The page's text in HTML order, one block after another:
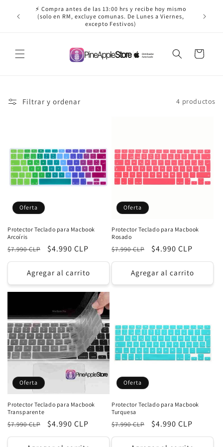
directamente
al contenido
⚡ Compra antes de las 13:00 hrs y recibe hoy mismo
(solo en RM, excluye comunas. De Lunes a Viernes,
excepto Festivos)
✈️
Carrito
Filtrar y ordenar 4 productos
Oferta
Protector Teclado para Macbook
Arcoíris
Precio
habitual
$7.990 CLP
Precio
de
oferta
$4.990 CLP
Agregar al carrito
Oferta
Protector Teclado para Macbook
Rosado
Precio
habitual
$7.990 CLP
Precio
de
oferta
$4.990 CLP
Agregar al carrito
Oferta
Protector Teclado para Macbook
Transparente
Precio
habitual
$7.990 CLP
Precio
de
$4.990 CLP
Oferta
Protector Teclado para Macbook
Turquesa
Precio
habitual
$7.990 CLP
Precio
de
$4.990 CLP